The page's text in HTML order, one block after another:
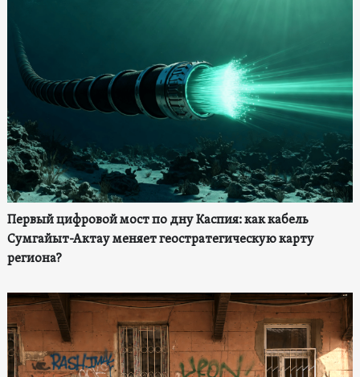
Первый цифровой мост по дну Каспия: как кабель
Сумгайыт-Актау меняет геостратегическую карту
региона?